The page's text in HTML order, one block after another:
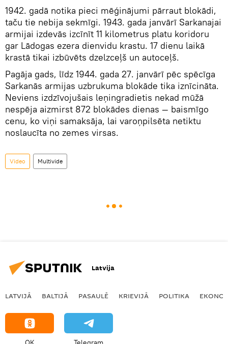
1942. gadā notika pieci mēģinājumi pārraut blokādi,
taču tie nebija sekmīgi. 1943. gada janvārī Sarkanajai
armijai izdevās izcīnīt 11 kilometrus platu koridoru
gar Lādogas ezera dienvidu krastu. 17 dienu laikā
krastā tikai izbūvēts dzelzceļš un autoceļš.
Pagāja gads, līdz 1944. gada 27. janvārī pēc spēcīga
Sarkanās armijas uzbrukuma blokāde tika iznīcināta.
Neviens izdzīvojušais leņingradietis nekad mūžā
nespēja aizmirst 872 blokādes dienas — baismīgo
cenu, ko viņi samaksāja, lai varoņpilsēta netiktu
noslaucīta no zemes virsas.
Video Multivide
Latvija
LATVIJĀ BALTIJĀ PASAULĒ KRIEVIJĀ POLITIKA